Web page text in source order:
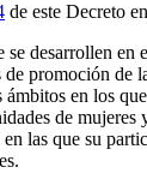
de este Decreto
desarrollen
promoción de
en los
de
las que su